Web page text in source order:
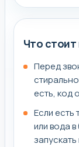
Что стоит
Перед
есть, код
Если есть
или вода